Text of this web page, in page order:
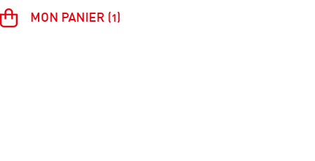
MON PANIER (1)